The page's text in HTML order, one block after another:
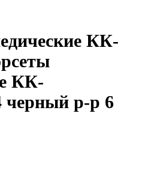
КК-
КК-
р-р 6